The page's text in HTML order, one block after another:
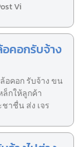
Vi
อคอกรับจ้าง
อคอก รับจ้าง ขน
ล็กให้ลูกค้า
าชื่น ส่ง เจร